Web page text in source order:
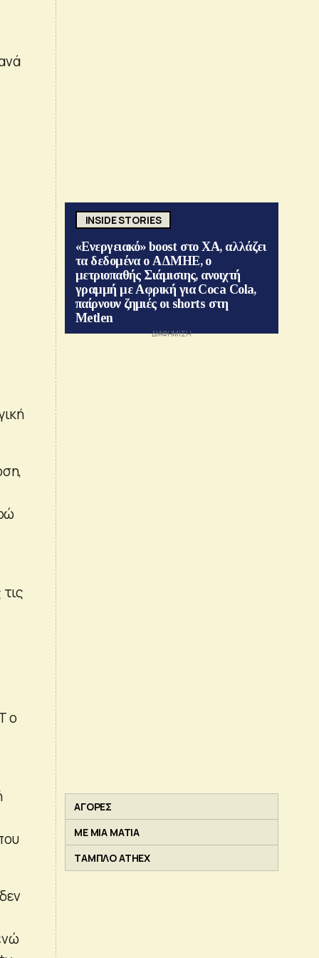
ο
INSIDE STORIES
«Ενεργειακό» boost στο ΧΑ, αλλάζει
τα δεδομένα ο ΑΔΜΗΕ, ο
μετριοπαθής Σιάμισιης, ανοιχτή
γραμμή με Αφρική για Coca Cola,
παίρνουν ζημιές οι shorts στη
Metlen
ΑΓΟΡΕΣ
ΜΕ ΜΙΑ ΜΑΤΙΑ
ΤΑΜΠΛΟ ATHEX